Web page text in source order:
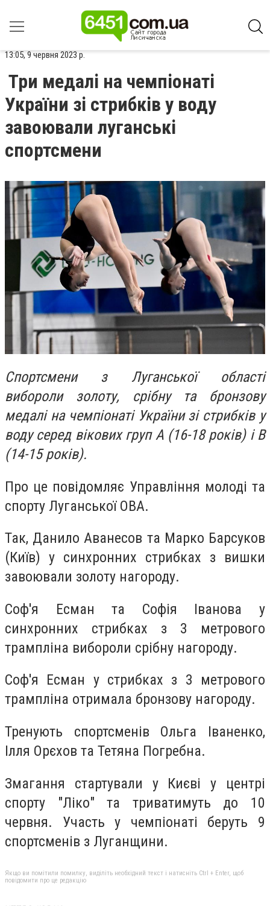
13:05, 9 червня 2023 р.
Три медалі на чемпіонаті
України зі стрибків у воду
завоювали луганські
спортсмени
Спортсмени з Луганської області
вибороли золоту, срібну та бронзову
медалі на чемпіонаті України зі стрибків у
воду серед вікових груп А (16-18 років) і В
(14-15 років).
Про це повідомляє Управління молоді та
спорту Луганської ОВА.
Так, Данило Аванесов та Марко Барсуков
(Київ) у синхронних стрибках з вишки
завоювали золоту нагороду.
Соф'я Есман та Софія Іванова у
синхронних стрибках з 3 метрового
трампліна вибороли срібну нагороду.
Соф'я Есман у стрибках з 3 метрового
трампліна отримала бронзову нагороду.
Тренують спортсменів Ольга Іваненко,
Ілля Орєхов та Тетяна Погребна.
Змагання стартували у Києві у центрі
спорту "Ліко" та триватимуть до 10
червня. Участь у чемпіонаті беруть 9
спортсменів з Луганщини.
Якщо ви помітили помилку, виділіть необхідний текст і натисніть Ctrl + Enter, щоб
повідомити про це редакцію